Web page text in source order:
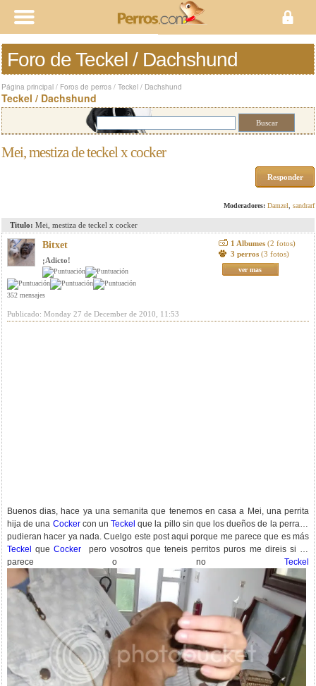
Foro de Teckel / Dachshund
Página principal / Foros de perros / Teckel / Dachshund
Teckel / Dachshund
Mei, mestiza de teckel x cocker
Responder
Moderadores: Damzel sandrarf
Titulo: Mei, mestiza de teckel x cocker
Bitxet
¡Adicto!
352 mensajes
1 Albumes (2 fotos)
3 perros (3 fotos)
ver mas
Publicado: Monday 27 de December de 2010, 11:53
Buenos dias, hace ya una semanita que tenemos en casa a Mei, una perrita
hija de una Cockercon unTeckel que la pillo sin que los dueños de la perra le
pudieran hacer ya nada. Cuelgo este post aqui porque me parece que es más
Teckel
queCocker pero vosotros que teneis perritos puros me direis si os
parece o no Teckel